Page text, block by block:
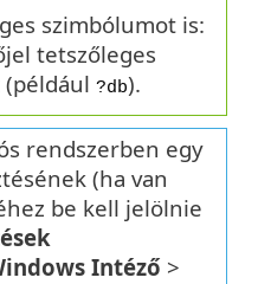
szimbólumot is:
tetszőleges
?db).
rendszerben egy
(ha van
be kell jelölnie
Intéző >